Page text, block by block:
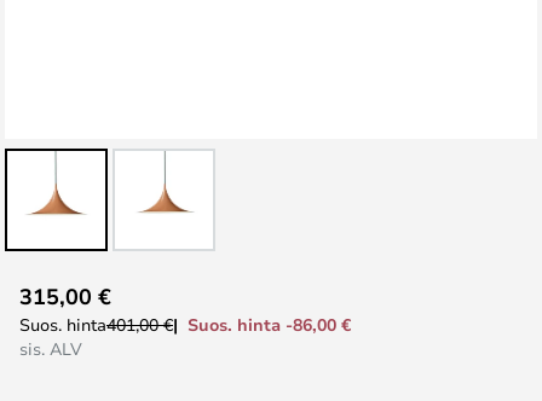
to
the
315,00 €
Suos. hinta401,00 €
Suos. hinta -86,00 €
sis. ALV